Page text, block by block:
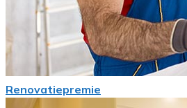
Renovatiepremie